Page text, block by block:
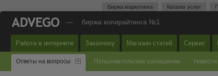
Биржа маркетинга Каталог услуг
— биржа копирайтинга №1
Работа в интернете Заказчику Магазин статей Сервис
Ответы на вопросы Пользовательское соглашение Новости